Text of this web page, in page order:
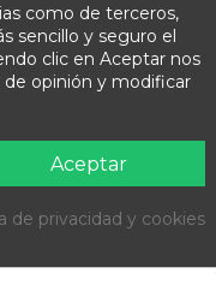
como de terceros,
sencillo y seguro el
clic en Aceptar nos
de opinión y modificar
Aceptar
de privacidad y cookies